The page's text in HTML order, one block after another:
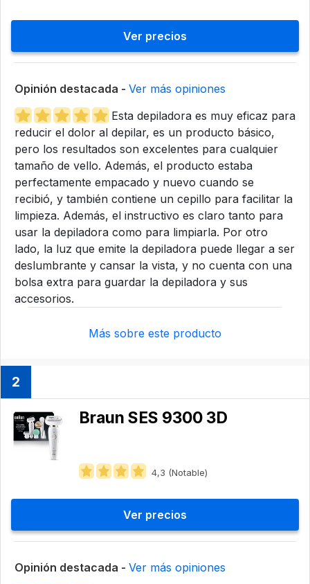
Ver precios
Opinión destacada - Ver más opiniones
Esta depiladora es muy eficaz para
reducir el dolor al depilar, es un producto básico,
pero los resultados son excelentes para cualquier
tamaño de vello. Además, el producto estaba
perfectamente empacado y nuevo cuando se
recibió, y también contiene un cepillo para facilitar la
limpieza. Además, el instructivo es claro tanto para
usar la depiladora como para limpiarla. Por otro
lado, la luz que emite la depiladora puede llegar a ser
deslumbrante y cansar la vista, y no cuenta con una
bolsa extra para guardar la depiladora y sus
accesorios.
Más sobre este producto
2
Braun SES 9300 3D
4,3 (Notable)
Ver precios
Opinión destacada - Ver más opiniones